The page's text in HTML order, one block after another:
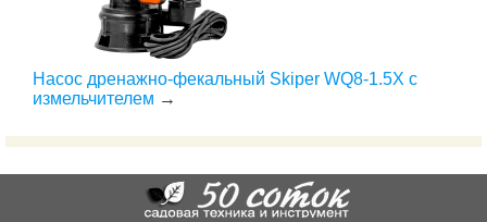
Насос дренажно-фекальный Skiper WQ8-1.5X с
измельчителем →